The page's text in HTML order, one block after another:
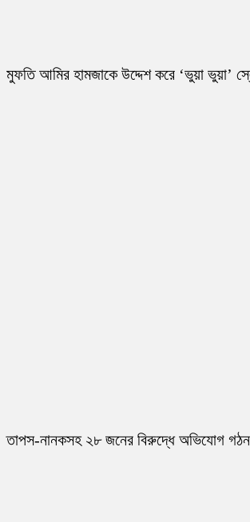
মুফতি আমির হামজাকে উদ্দেশ করে ‘ভুয়া ভুয়া’
তাপস-নানকসহ ২৮ জনের বিরুদ্ধে অভিযোগ